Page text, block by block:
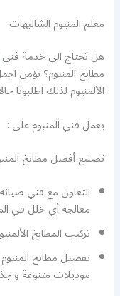
معلم المنيوم الشاليهات
هل تحتاج الى خدمة فني
مطابخ المنيوم؟ نؤمن
الألمنيوم لذلك اطلبونا
يعمل فني المنيوم على :
تصنيع أفضل مطابخ
التعاون مع فني
معالجة أي خلل في
تركيب المطابخ
تفصيل مطابخ
موديلات متنوعة و